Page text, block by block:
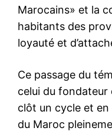
Marocains» et la
habitants des
loyauté et
Ce passage du
celui du fondateur
clôt un cycle et en
du Maroc